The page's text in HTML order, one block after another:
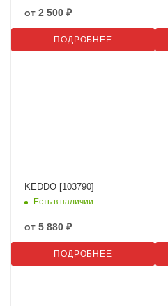
от 2 500 ₽
ПОДРОБНЕЕ
KEDDO [103790]
Есть в наличии
от 5 880 ₽
ПОДРОБНЕЕ